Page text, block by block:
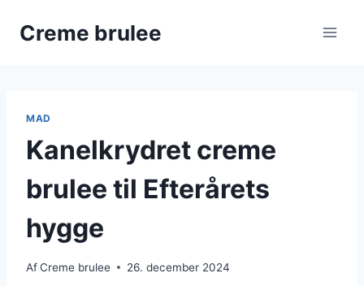
Creme brulee
MAD
Kanelkrydret creme
brulee til Efterårets
hygge
AfCreme brulee 26. december 2024